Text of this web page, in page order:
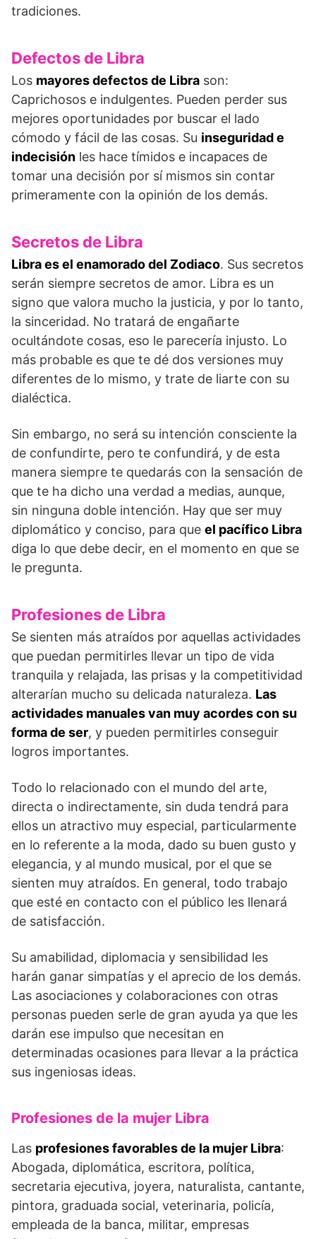
tradiciones.
Defectos de Libra
Los mayores defectos de Libra son:
Caprichosos e indulgentes. Pueden perder sus
mejores oportunidades por buscar el lado
cómodo y fácil de las cosas. Su inseguridad e
indecisión les hace tímidos e incapaces de
tomar una decisión por sí mismos sin contar
primeramente con la opinión de los demás.
Secretos de Libra
Libra es el enamorado del Zodiaco. Sus secretos
serán siempre secretos de amor. Libra es un
signo que valora mucho la justicia, y por lo tanto,
la sinceridad. No tratará de engañarte
ocultándote cosas, eso le parecería injusto. Lo
más probable es que te dé dos versiones muy
diferentes de lo mismo, y trate de liarte con su
dialéctica.
Sin embargo, no será su intención consciente la
de confundirte, pero te confundirá, y de esta
manera siempre te quedarás con la sensación de
que te ha dicho una verdad a medias, aunque,
sin ninguna doble intención. Hay que ser muy
diplomático y conciso, para que el pacífico Libra
diga lo que debe decir, en el momento en que se
le pregunta.
Profesiones de Libra
Se sienten más atraídos por aquellas actividades
que puedan permitirles llevar un tipo de vida
tranquila y relajada, las prisas y la competitividad
alterarían mucho su delicada naturaleza. Las
actividades manuales van muy acordes con su
forma de ser, y pueden permitirles conseguir
logros importantes.
Todo lo relacionado con el mundo del arte,
directa o indirectamente, sin duda tendrá para
ellos un atractivo muy especial, particularmente
en lo referente a la moda, dado su buen gusto y
elegancia, y al mundo musical, por el que se
sienten muy atraídos. En general, todo trabajo
que esté en contacto con el público les llenará
de satisfacción.
Su amabilidad, diplomacia y sensibilidad les
harán ganar simpatías y el aprecio de los demás.
Las asociaciones y colaboraciones con otras
personas pueden serle de gran ayuda ya que les
darán ese impulso que necesitan en
determinadas ocasiones para llevar a la práctica
sus ingeniosas ideas.
Profesiones de la mujer Libra
Las profesiones favorables de la mujer Libra:
Abogada, diplomática, escritora, política,
secretaria ejecutiva, joyera, naturalista, cantante,
pintora, graduada social, veterinaria, policía,
empleada de la banca, militar, empresas